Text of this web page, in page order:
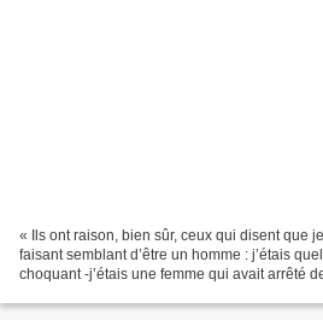
« Ils ont raison, bien sûr, ceux qui disent que
faisant semblant d’être un homme : j’étais
choquant -j’étais une femme qui avait arrêté